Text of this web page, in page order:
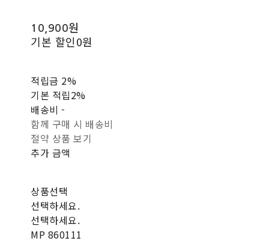
10,900원
기본 할인0원
적립금 2%
기본 적립2%
배송비-
함께 구매 시 배송비
절약 상품 보기
추가 금액
상품선택
선택하세요.
선택하세요.
MP 860111